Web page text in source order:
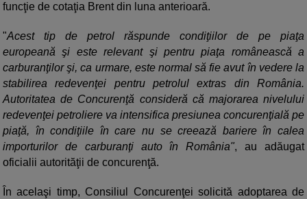
funcţie de cotaţia Brent din luna anterioară.
"Acest tip de petrol răspunde condiţiilor de pe piaţa
europeană şi este relevant şi pentru piaţa românească a
carburanţilor şi, ca urmare, este normal să fie avut în vedere la
stabilirea redevenţei pentru petrolul extras din România.
Autoritatea de Concurenţă consideră că majorarea nivelului
redevenţei petroliere va intensifica presiunea concurenţială pe
piaţă, în condiţiile în care nu se creează bariere în calea
importurilor de carburanţi auto în România", au adăugat
oficialii autorităţii de concurenţă.
În acelaşi timp, Consiliul Concurenţei solicită adoptarea de